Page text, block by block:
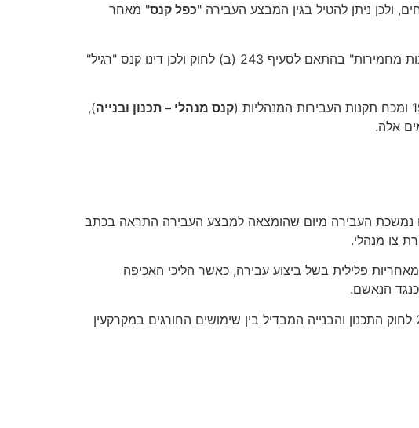
ולכן ניתן להטיל בגין המבצע העבירה "כפל קנס" מאחר
יוער כי כאשר מבצע עבודה אסורה במקרקעין שאינם מוגדרים כציבוריים צפוי קנס שאינו מסווג כקנס "בנסיבות מחמירות" בהתאם לסעיף 243 (ב) לחוק ולכן דינו קנס "רגיל"
קנס מנהלי – תכנון ובנייה),
אלה.
נמשכת העבירה מיום שהומצאה למבצע העבירה התראה בכתב
צו מנהלי.
כדי לפטור אדם מאחריות פלילית בשל ביצוע עבירה, כאשר הליכי האכיפה
כנגד הנאשם.
במידה והנאשם יורשע בביצוע עבירה זו בתום המשפט הפלילי שיתנהל נגדו, יקבע עונשו בהתאם לסעיף 243 לחוק התכנון והבנייה המבדיל בין שימושים החורגים במקרקעין